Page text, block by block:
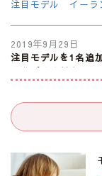
注目モデル イーラ
2019年9月29日
注目モデルを1名追
是非ご覧ください。
2019年9月29日
是非ご覧ください。